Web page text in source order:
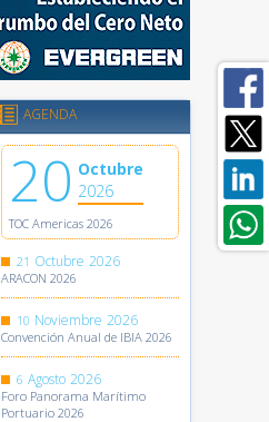
AGENDA
20 Octubre
2026
TOC Americas 2026
21 Octubre 2026
ARACON 2026
10 Noviembre 2026
Convención Anual de IBIA 2026
6 Agosto 2026
Foro Panorama Marítimo
Portuario 2026